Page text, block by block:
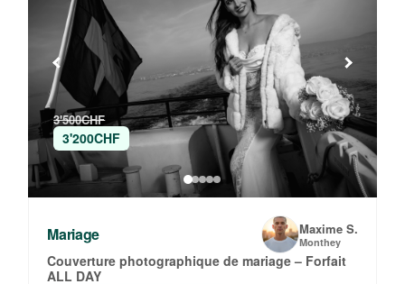
3'500CHF
3'200CHF
Mariage Maxime S.
Monthey
Couverture photographique de mariage – Forfait
ALL DAY